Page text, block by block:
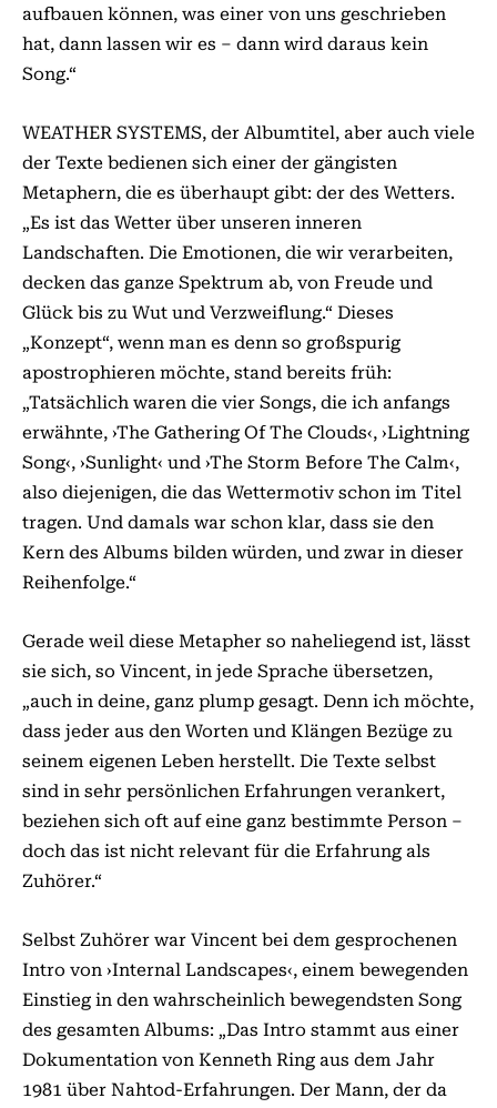
aufbauen können, was einer von uns geschrieben
hat, dann lassen wir es – dann wird daraus kein
Song.“
WEATHER SYSTEMS, der Albumtitel, aber auch viele
der Texte bedienen sich einer der gängisten
Metaphern, die es überhaupt gibt: der des Wetters.
„Es ist das Wetter über unseren inneren
Landschaften. Die Emotionen, die wir verarbeiten,
decken das ganze Spektrum ab, von Freude und
Glück bis zu Wut und Verzweiflung.“ Dieses
„Konzept“, wenn man es denn so großspurig
apostrophieren möchte, stand bereits früh:
„Tatsächlich waren die vier Songs, die ich anfangs
erwähnte, ›The Gathering Of The Clouds‹, ›Lightning
Song‹, ›Sunlight‹ und ›The Storm Before The Calm‹,
also diejenigen, die das Wettermotiv schon im Titel
tragen. Und damals war schon klar, dass sie den
Kern des Albums bilden würden, und zwar in dieser
Reihenfolge.“
Gerade weil diese Metapher so naheliegend ist, lässt
sie sich, so Vincent, in jede Sprache übersetzen,
„auch in deine, ganz plump gesagt. Denn ich möchte,
dass jeder aus den Worten und Klängen Bezüge zu
seinem eigenen Leben herstellt. Die Texte selbst
sind in sehr persönlichen Erfahrungen verankert,
beziehen sich oft auf eine ganz bestimmte Person –
doch das ist nicht relevant für die Erfahrung als
Zuhörer.“
Selbst Zuhörer war Vincent bei dem gesprochenen
Intro von ›Internal Landscapes‹, einem bewegenden
Einstieg in den wahrscheinlich bewegendsten Song
des gesamten Albums: „Das Intro stammt aus einer
Dokumentation von Kenneth Ring aus dem Jahr
1981 über Nahtod-Erfahrungen. Der Mann, der da